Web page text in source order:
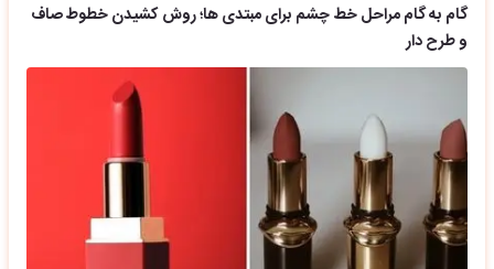
گام به گام مراحل خط چشم برای مبتدی ها؛ روش کشیدن خطوط صاف
و طرح دار